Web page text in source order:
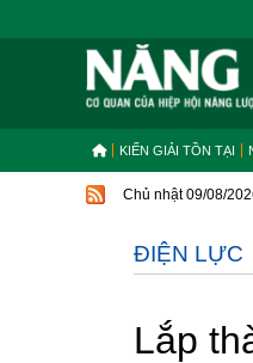
KIẾN GIẢI TỒN TẠI
Chủ nhật 09/08/
ĐIỆN LỰC
Lắp